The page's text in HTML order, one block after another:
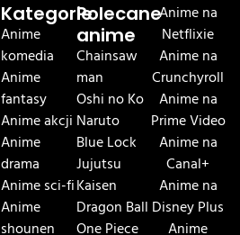
Kategorie
Anime
komedia
Anime
fantasy
Anime akcji
Anime
drama
Anime sci-fi
Anime
Polecane
anime
Chainsaw
man
Oshi no Ko
Naruto
Blue Lock
Jujutsu
Kaisen
Dragon Ball
Anime na
Netflixie
Anime na
Crunchyroll
Anime na
Prime Video
Anime na
Canal+
Anime na
Disney Plus